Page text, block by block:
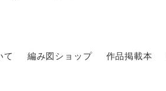
て 編み図ショップ 作品掲載本